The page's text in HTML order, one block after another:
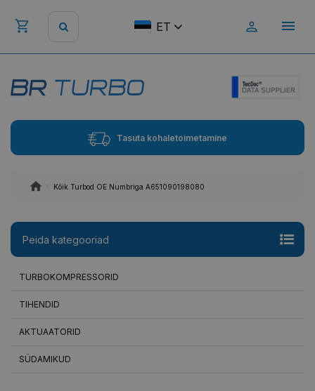
ET
Tasuta kohaletoimetamine
Kõik Turbod OE Numbriga A651090198080
Peida kategooriad
TURBOKOMPRESSORID
TIHENDID
AKTUAATORID
SÜDAMIKUD